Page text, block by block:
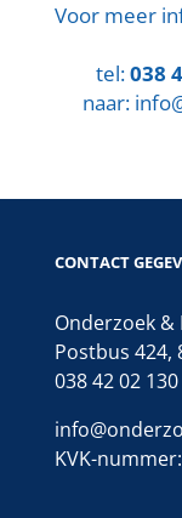
Voor meer
tel:038
naar:
CONTACT
Onderzoek
Postbus 424,
038 42 02 130
KVK-